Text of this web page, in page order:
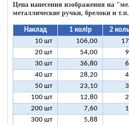
Цена нанесения изображения на
металлические ручки, брелоки и т.п.
Наклад 1 колір 2
10 шт
106,00
20 шт
54,00
30 шт
36,80
40 шт
28,20
50 шт
23,10
100 шт
12,80
200 шт
7,60
300 шт
5,88